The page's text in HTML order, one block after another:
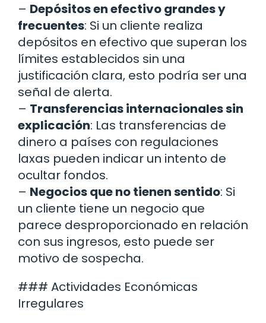
– Depósitos en efectivo grandes y
frecuentes: Si un cliente realiza
depósitos en efectivo que superan los
límites establecidos sin una
justificación clara, esto podría ser una
señal de alerta.
– Transferencias internacionales sin
explicación: Las transferencias de
dinero a países con regulaciones
laxas pueden indicar un intento de
ocultar fondos.
– Negocios que no tienen sentido: Si
un cliente tiene un negocio que
parece desproporcionado en relación
con sus ingresos, esto puede ser
motivo de sospecha.
### Actividades Económicas
Irregulares